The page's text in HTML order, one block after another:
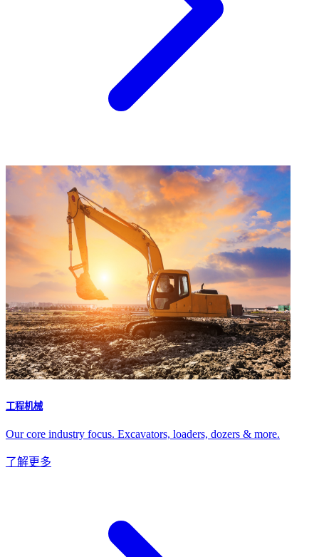
工程机械
Our core industry focus. Excavators, loaders, dozers & more.
了解更多